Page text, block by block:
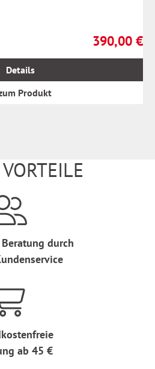
Regulärer
390,00 €
Details
Produkt
durch
ab 45 €